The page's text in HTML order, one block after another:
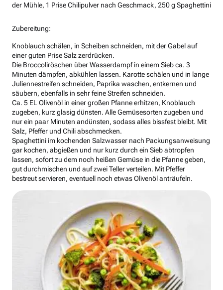
der Mühle, 1 Prise Chilipulver nach Geschmack, 250 g Spaghettini
Zubereitung:
Knoblauch schälen, in Scheiben schneiden, mit der Gabel auf
einer guten Prise Salz zerdrücken.
Die Broccoliröschen über Wasserdampf in einem Sieb ca. 3
Minuten dämpfen, abkühlen lassen. Karotte schälen und in lange
Juliennestreifen schneiden, Paprika waschen, entkernen und
säubern, ebenfalls in sehr feine Streifen schneiden.
Ca. 5 EL Olivenöl in einer großen Pfanne erhitzen, Knoblauch
zugeben, kurz glasig dünsten. Alle Gemüsesorten zugeben und
nur ein paar Minuten andünsten, sodass alles bissfest bleibt. Mit
Salz, Pfeffer und Chili abschmecken.
Spaghettini im kochenden Salzwasser nach Packungsanweisung
gar kochen, abgießen und nur kurz durch ein Sieb abtropfen
lassen, sofort zu dem noch heißen Gemüse in die Pfanne geben,
gut durchmischen und auf zwei Teller verteilen. Mit Pfeffer
bestreut servieren, eventuell noch etwas Olivenöl anträufeln.